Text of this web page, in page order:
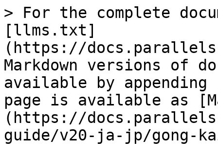
> For the complete
[llms.txt]
(https://
Markdown versions of
available by
page is available as
(https://
guide/v20-ja-jp/gong-